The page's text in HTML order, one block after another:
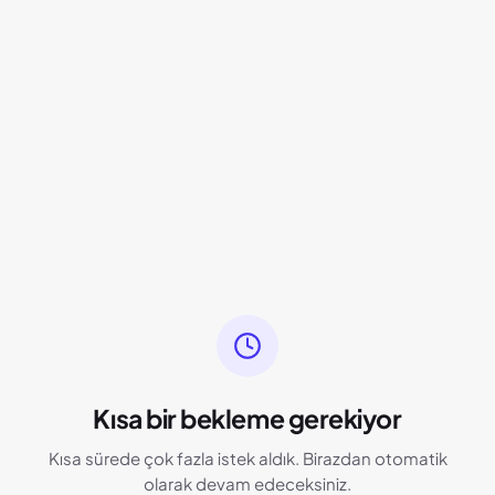
Kısa bir bekleme gerekiyor
Kısa sürede çok fazla istek aldık. Birazdan otomatik
olarak devam edeceksiniz.